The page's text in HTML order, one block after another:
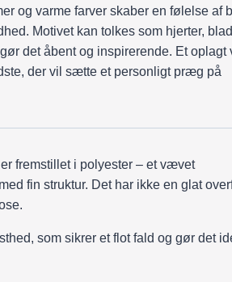
og varme farver skaber en følelse af
Motivet kan tolkes som hjerter,
det åbent og inspirerende. Et oplagt
der vil sætte et personligt præg på
fremstillet i polyester – et vævet
fin struktur. Det har ikke en glat
som sikrer et flot fald og gør det